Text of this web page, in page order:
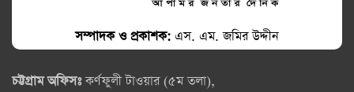
সম্পাদক ও প্রকাশক: এস. এম. জমির উদ্দীন
চট্টগ্রাম অফিসঃকর্ণফুলী টাওয়ার (৫ম তলা),